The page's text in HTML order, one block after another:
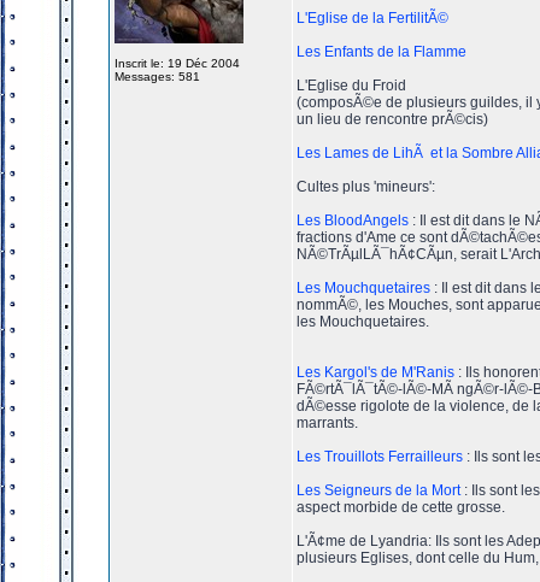
Inscrit le: 19 Déc 2004
Messages: 581
L'Eglise de la FertilitÃ©
Les Enfants de la Flamme
L'Eglise du Froid
(composÃ©e de plusieurs guildes, il
un lieu de rencontre prÃ©cis)
Les Lames de LihÃ et la Sombre
Cultes plus 'mineurs':
Les BloodAngels : Il est dit dans le
fractions d'Ame ce sont
NÃ©TrÃµlLÃ¯hÃ¢CÃµn, serait
Les Mouchquetaires : Il est dit dans
nommÃ©, les Mouches, sont
les Mouchquetaires.
Les Kargol's de M'Ranis : Ils
FÃ©rtÃ¯lÃ¯tÃ©-lÃ©-MÃ ngÃ©r-lÃ©-
dÃ©esse rigolote de la violence, de
marrants.
Les Trouillots Ferrailleurs : Ils sont
Les Seigneurs de la Mort : Ils sont
aspect morbide de cette grosse.
L'Ã¢me de Lyandria: Ils sont les
plusieurs Eglises, dont celle du